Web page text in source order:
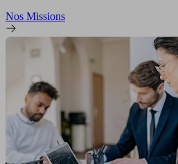
Nos Missions